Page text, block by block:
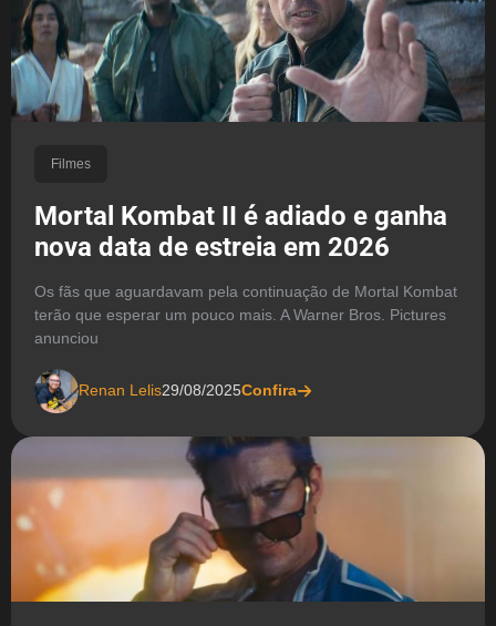
Filmes
Mortal Kombat II é adiado e ganha
nova data de estreia em 2026
Os fãs que aguardavam pela continuação de Mortal Kombat
terão que esperar um pouco mais. A Warner Bros. Pictures
anunciou
Renan Lelis29/08/2025Confira